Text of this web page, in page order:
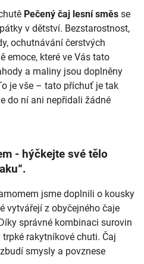
Pečený čaj lesní směs se
v dětství. Bezstarostnost,
ochutnávání čerstvých
emoce, které ve Vás tato
a maliny jsou doplněny
je vše – tato příchuť je tak
do ní ani nepřidali žádné
- hýčkejte své tělo
jsme doplnili o kousky
vytvářejí z obyčejného čaje
správné kombinaci surovin
rakytníkové chuti. Čaj
smysly a povznese